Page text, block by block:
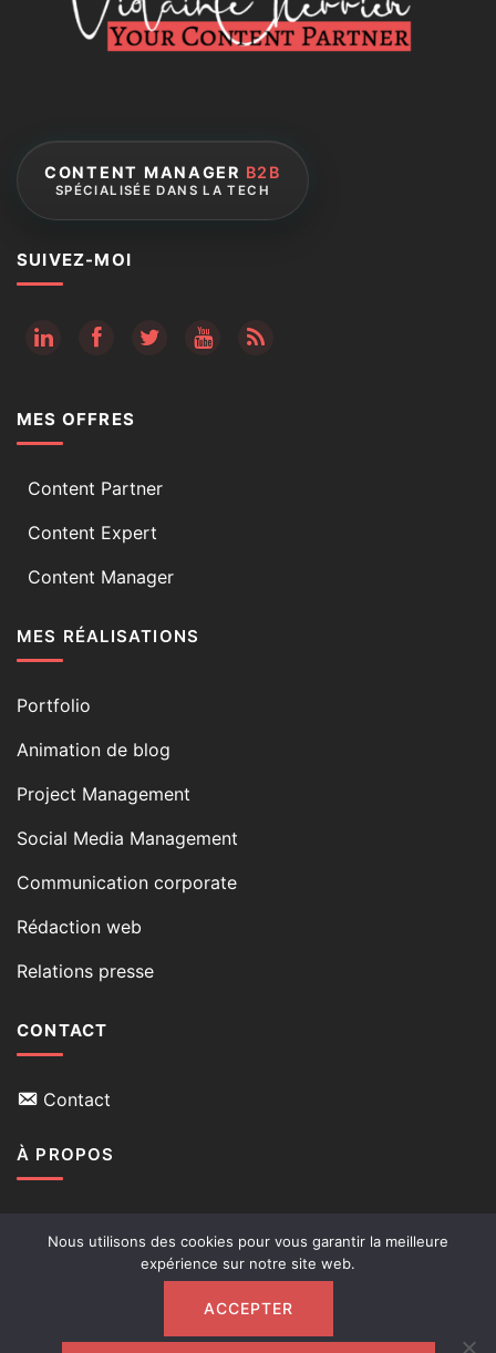
CONTENT MANAGER B2B
SPÉCIALISÉE DANS LA TECH
SUIVEZ-MOI
RSS
MES OFFRES
Content Partner
Content Expert
Content Manager
MES RÉALISATIONS
Portfolio
Animation de blog
Project Management
Social Media Management
Communication corporate
Rédaction web
Relations presse
CONTACT
Contact
À PROPOS
Nous utilisons des cookies pour vous garantir la meilleure
expérience sur notre site web.
ACCEPTER